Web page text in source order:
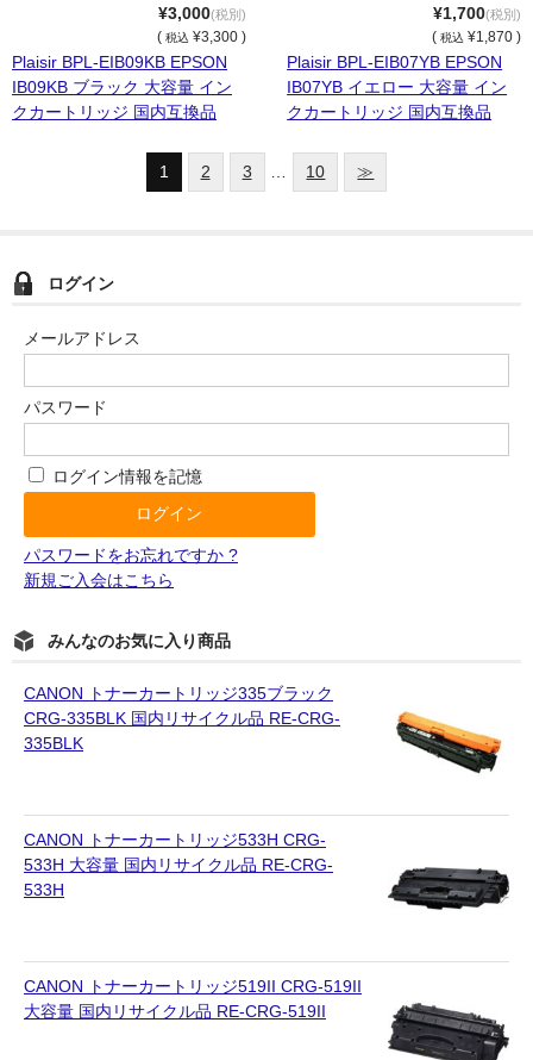
¥3,000(税別)
( 税込 ¥3,300 )
Plaisir BPL-EIB09KB EPSON
IB09KB ブラック 大容量 イン
クカートリッジ 国内互換品
¥1,700(税別)
( 税込 ¥1,870 )
Plaisir BPL-EIB07YB EPSON
IB07YB イエロー 大容量 イン
クカートリッジ 国内互換品
1 2 3 10 ≫
ログイン
メールアドレス
パスワード
ログイン情報を記憶
パスワードをお忘れですか ?
新規ご入会はこちら
みんなのお気に入り商品
CANON トナーカートリッジ335ブラック
CRG-335BLK 国内リサイクル品 RE-CRG-
335BLK
CANON トナーカートリッジ533H CRG-
533H 大容量 国内リサイクル品 RE-CRG-
533H
CANON トナーカートリッジ519II CRG-519II
大容量 国内リサイクル品 RE-CRG-519II